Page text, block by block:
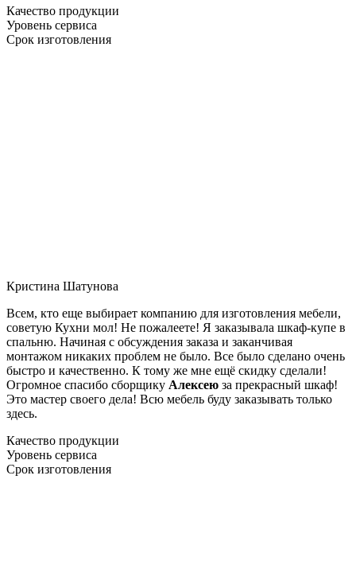
Качество продукции
Уровень сервиса
Срок изготовления
Кристина Шатунова
Всем, кто еще выбирает компанию для изготовления мебели,
советую Кухни мол! Не пожалеете! Я заказывала шкаф-купе в
спальню. Начиная с обсуждения заказа и заканчивая
монтажом никаких проблем не было. Все было сделано очень
быстро и качественно. К тому же мне ещё скидку сделали!
Огромное спасибо сборщику Алексею за прекрасный шкаф!
Это мастер своего дела! Всю мебель буду заказывать только
здесь.
Качество продукции
Уровень сервиса
Срок изготовления